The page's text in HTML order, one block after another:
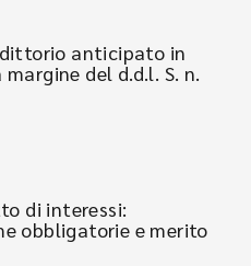
anticipato in
del d.d.l. S. n.
di interessi:
obbligatorie e merito